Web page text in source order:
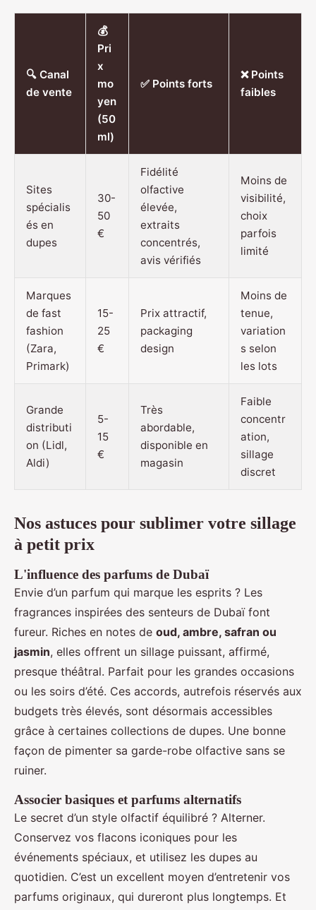
🔍 Canal
de vente
💰
Pri
x
mo
yen
(50
ml)
✅ Points forts
❌ Points
faibles
Sites
spécialis
és en
dupes
30-
50
€
Fidélité
olfactive
élevée,
extraits
concentrés,
avis vérifiés
Moins de
visibilité,
choix
parfois
limité
Marques
de fast
fashion
(Zara,
Primark)
15-
25
€
Prix attractif,
packaging
design
Moins de
tenue,
variation
s selon
les lots
Grande
distributi
on (Lidl,
Aldi)
5-
15
€
Très
abordable,
disponible en
magasin
Faible
concentr
ation,
sillage
discret
Nos astuces pour sublimer votre sillage
à petit prix
L'influence des parfums de Dubaï
Envie d’un parfum qui marque les esprits ? Les
fragrances inspirées des senteurs de Dubaï font
fureur. Riches en notes de oud, ambre, safran ou
jasmin, elles offrent un sillage puissant, affirmé,
presque théâtral. Parfait pour les grandes occasions
ou les soirs d’été. Ces accords, autrefois réservés aux
budgets très élevés, sont désormais accessibles
grâce à certaines collections de dupes. Une bonne
façon de pimenter sa garde-robe olfactive sans se
ruiner.
Associer basiques et parfums alternatifs
Le secret d’un style olfactif équilibré ? Alterner.
Conservez vos flacons iconiques pour les
événements spéciaux, et utilisez les dupes au
quotidien. C’est un excellent moyen d’entretenir vos
parfums originaux, qui dureront plus longtemps. Et